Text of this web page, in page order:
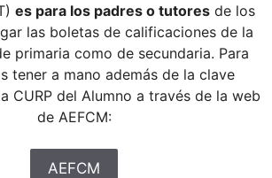
es para los padres o tutoresde los
las boletas de calificaciones de la
primaria como de secundaria. Para
tener a mano además de la clave
CURP del Alumno a través de la web
de AEFCM:
AEFCM